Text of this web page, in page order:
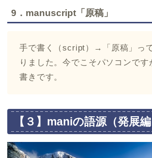
9．manuscript「原稿」
手で書く（script）→「原稿」っ
りました。今でこそパソコンです
書きです。
【３】maniの語源（発展編